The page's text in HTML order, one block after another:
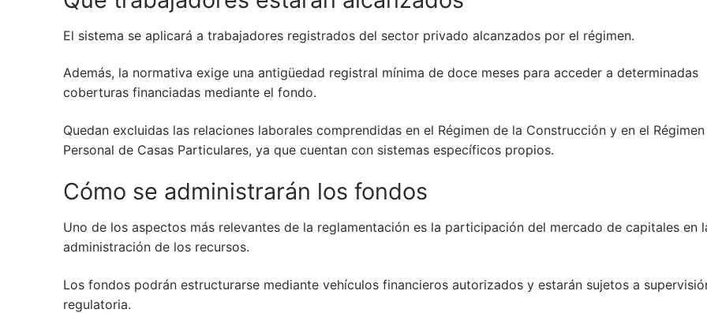
El sistema se aplicará a trabajadores registrados del sector privado alcanzados por el régimen.
Además, la normativa exige una antigüedad registral mínima de doce meses para acceder a determinadas
coberturas financiadas mediante el fondo.
Quedan excluidas las relaciones laborales comprendidas en el Régimen de la Construcción y en el
Personal de Casas Particulares, ya que cuentan con sistemas específicos propios.
Cómo se administrarán los fondos
Uno de los aspectos más relevantes de la reglamentación es la participación del mercado de capitales en
administración de los recursos.
Los fondos podrán estructurarse mediante vehículos financieros autorizados y estarán sujetos a
regulatoria.